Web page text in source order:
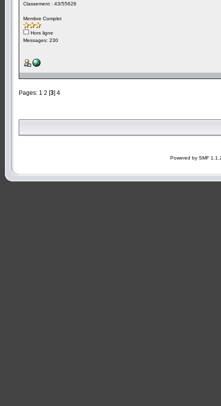
Classement : 43/55626
Membre Complet
Hors ligne
Messages: 230
Pages: 1 2 [3] 4
Powered by SMF